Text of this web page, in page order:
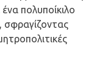
πολυποίκιλο
σφραγίζοντας